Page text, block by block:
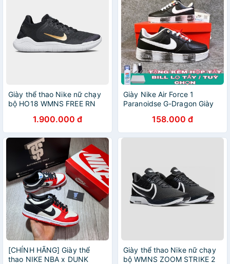
Giày thể thao Nike nữ chạy
bộ HO18 WMNS FREE RN
942837-0081.900.000 đ
Giày Nike Air Force 1
Paranoidse G-Dragon Giày
Tặng kèm Boxbill Tất Lọ Tẩy
158.000 đ
[CHÍNH HÃNG] Giày thể
thao NIKE NBA x DUNK
Giày thể thao Nike nữ chạy
bộ WMNS ZOOM STRIKE 2